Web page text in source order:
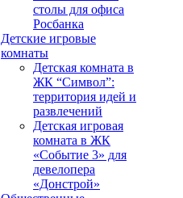
столы для офиса
Росбанка
Детские игровые
комнаты
Детская комната в
ЖК “Символ”:
территория идей и
развлечений
Детская игровая
комната в ЖК
«Событие 3» для
девелопера
«Донстрой»